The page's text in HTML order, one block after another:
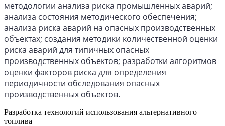
методологии анализа риска промышленных аварий;
анализа состояния методического обеспечения;
анализа риска аварий на опасных производственных
объектах; создания методики количественной оценки
риска аварий для типичных опасных
производственных объектов; разработки алгоритмов
оценки факторов риска для определения
периодичности обследования опасных
производственных объектов.
Разработка технологий использования альтернативного
топлива